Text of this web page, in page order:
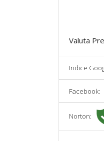
Valuta
Indice
Facebook:
Norton: